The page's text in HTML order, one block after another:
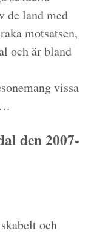
de land med
motsatsen,
och är bland
vissa
den 2007-
och